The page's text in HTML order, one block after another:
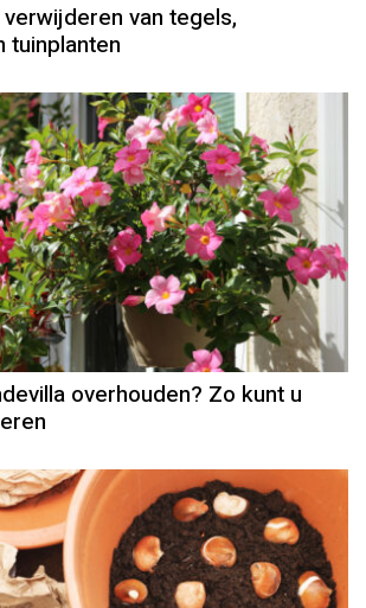
van tegels,
tuinplanten
overhouden? Zo kunt u